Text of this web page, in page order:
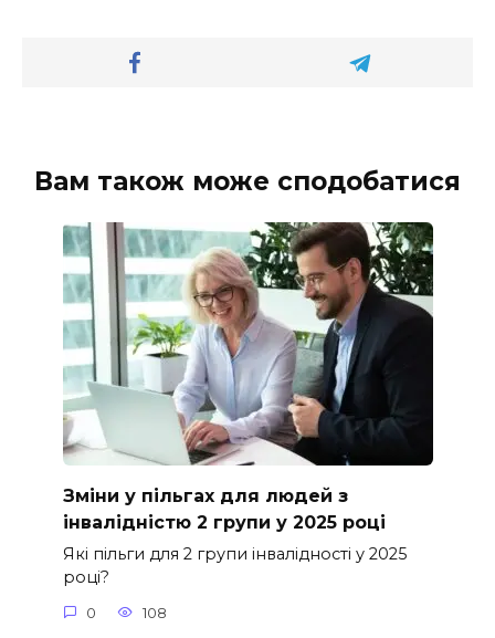
Вам також може сподобатися
Зміни у пільгах для людей з
інвалідністю 2 групи у 2025 році
Які пільги для 2 групи інвалідності у 2025
році?
0 108